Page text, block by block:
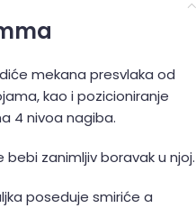
mekana presvlaka od
kao i pozicioniranje
4 nivoa nagiba.
zanimljiv boravak u njoj.
poseduje smiriće a